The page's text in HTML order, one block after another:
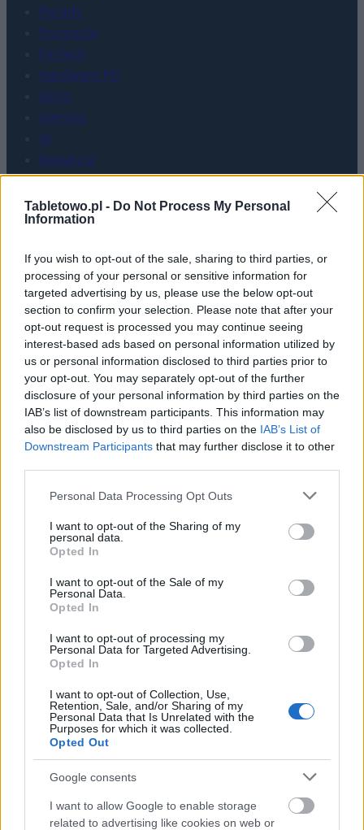
Tabletowo.pl - Do Not Process My Personal
Information
If you wish to opt-out of the sale, sharing to third parties, or
processing of your personal or sensitive information for
targeted advertising by us, please use the below opt-out
section to confirm your selection. Please note that after your
opt-out request is processed you may continue seeing
interest-based ads based on personal information utilized by
us or personal information disclosed to third parties prior to
your opt-out. You may separately opt-out of the further
disclosure of your personal information by third parties on the
IAB’s list of downstream participants. This information may
also be disclosed by us to third parties on the IAB’s List of
Downstream Participants that may further disclose it to other
Please note that this website/app uses one or more Google
not limited to your visit or usage behaviour. You may click to
grant or deny consent to Google and its third-party tags to
use your data for below specified purposes in below Google
consent section.
Personal Data Processing Opt Outs
I want to opt-out of the Sharing of my
personal data.
Opted In
I want to opt-out of the Sale of my
Personal Data.
Opted In
I want to opt-out of processing my
Personal Data for Targeted Advertising.
Opted In
I want to opt-out of Collection, Use,
Retention, Sale, and/or Sharing of my
Personal Data that Is Unrelated with the
Purposes for which it was collected.
Opted Out
Google consents
I want to allow Google to enable storage
related to advertising like cookies on web or
Porady
Promocje
FinTech
Hardware PC
Moto
Gaming
AI
Redakcja
Reklama
Kontakt
Urządzenia
SMARTFONY
TABLETY
WEARABLE
TV
Porównania
Co kupić
Porady
Promocje
FinTech
Hardware PC
Moto
AI
Redakcja
Reklama